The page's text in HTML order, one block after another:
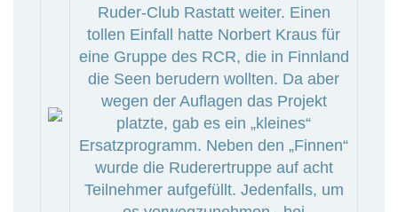
Ruder-Club Rastatt weiter. Einen
tollen Einfall hatte Norbert Kraus für
eine Gruppe des RCR, die in Finnland
die Seen berudern wollten. Da aber
wegen der Auflagen das Projekt
platzte, gab es ein „kleines“
Ersatzprogramm. Neben den „Finnen“
wurde die Ruderertruppe auf acht
Teilnehmer aufgefüllt. Jedenfalls, um